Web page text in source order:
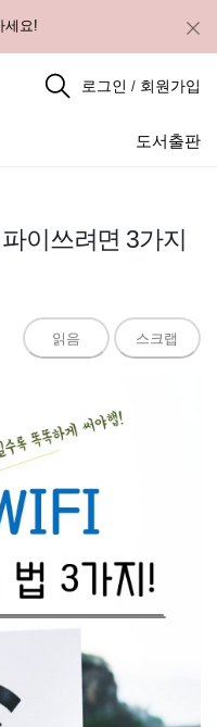
세요!
로그인 / 회원가입
도서출판
이쓰려면 3가지
읽음 스크랩